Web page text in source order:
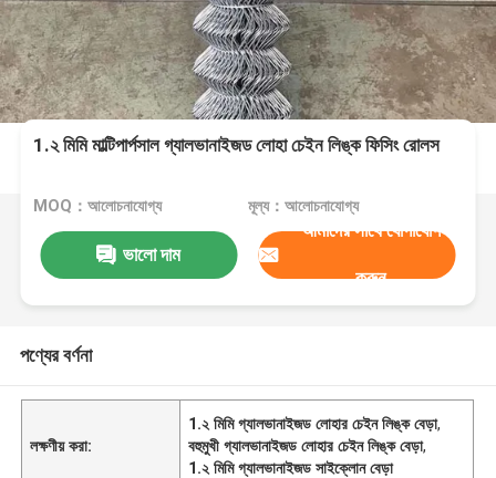
1.২ মিমি মাল্টিপার্পসাল গ্যালভানাইজড লোহা চেইন লিঙ্ক ফিসিং রোলস
MOQ：আলোচনাযোগ্য মূল্য：আলোচনাযোগ্য
ভালো দাম
আমাদের সাথে যোগাযোগ
করুন
পণ্যের বর্ণনা
লক্ষণীয় করা:
1.২ মিমি গ্যালভানাইজড লোহার চেইন লিঙ্ক বেড়া,
বহুমুখী গ্যালভানাইজড লোহার চেইন লিঙ্ক বেড়া,
1.২ মিমি গ্যালভানাইজড সাইক্লোন বেড়া